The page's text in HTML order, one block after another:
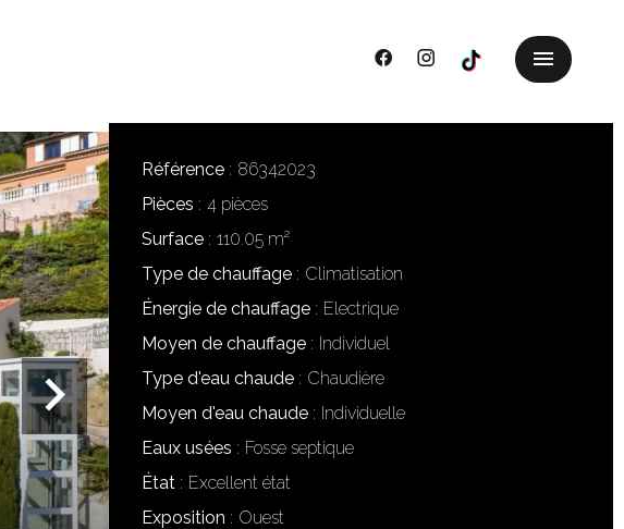
Référence
86342023
Pièces
4 pièces
Surface
110.05 m²
Type de chauffage
Climatisation
Énergie de chauffage
Electrique
Moyen de chauffage
Individuel
Type d'eau chaude
Chaudière
Moyen d'eau chaude
Individuelle
Eaux usées
Fosse septique
État
Excellent état
Exposition
Ouest